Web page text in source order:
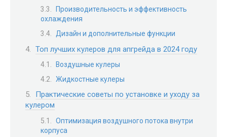
Производительность и эффективность
охлаждения
Дизайн и дополнительные функции
Топ лучших кулеров для апгрейда в 2024 году
Воздушные кулеры
Жидкостные кулеры
Практические советы по установке и уходу за
кулером
Оптимизация воздушного потока внутри
корпуса